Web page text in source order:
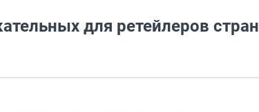
для ретейлеров стран